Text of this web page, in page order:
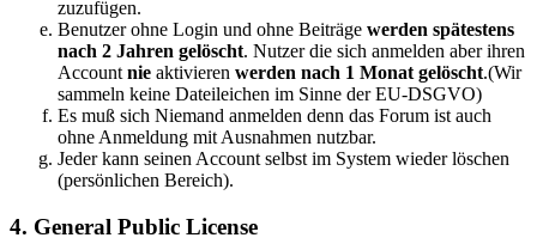
zuzufügen.
Benutzer ohne Login und ohne Beiträge werden spätestens
nach 2 Jahren gelöscht. Nutzer die sich anmelden aber ihren
Account nie aktivieren werden nach 1 Monat gelöscht.(Wir
sammeln keine Dateileichen im Sinne der EU-DSGVO)
Es muß sich Niemand anmelden denn das Forum ist auch
ohne Anmeldung mit Ausnahmen nutzbar.
Jeder kann seinen Account selbst im System wieder löschen
(persönlichen Bereich).
4. General Public License